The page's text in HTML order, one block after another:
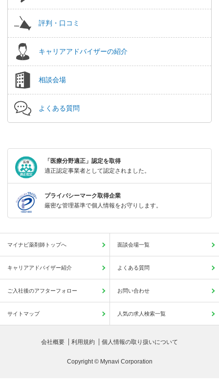
評判・口コミ
キャリアアドバイザーの紹介
相談会場
よくある質問
「医療分野適正」認定を取得
適正認定事業者として認定されました。
プライバシーマーク取得企業
厳密な管理基準で個人情報をお守りします。
マイナビ薬剤師トップへ 面談会場一覧
キャリアアドバイザー紹介 よくある質問
ご入社後のアフターフォロー お問い合わせ
サイトマップ 人気の求人検索一覧
会社概要 利用規約 個人情報の取り扱いについて
Copyright © Mynavi Corporation